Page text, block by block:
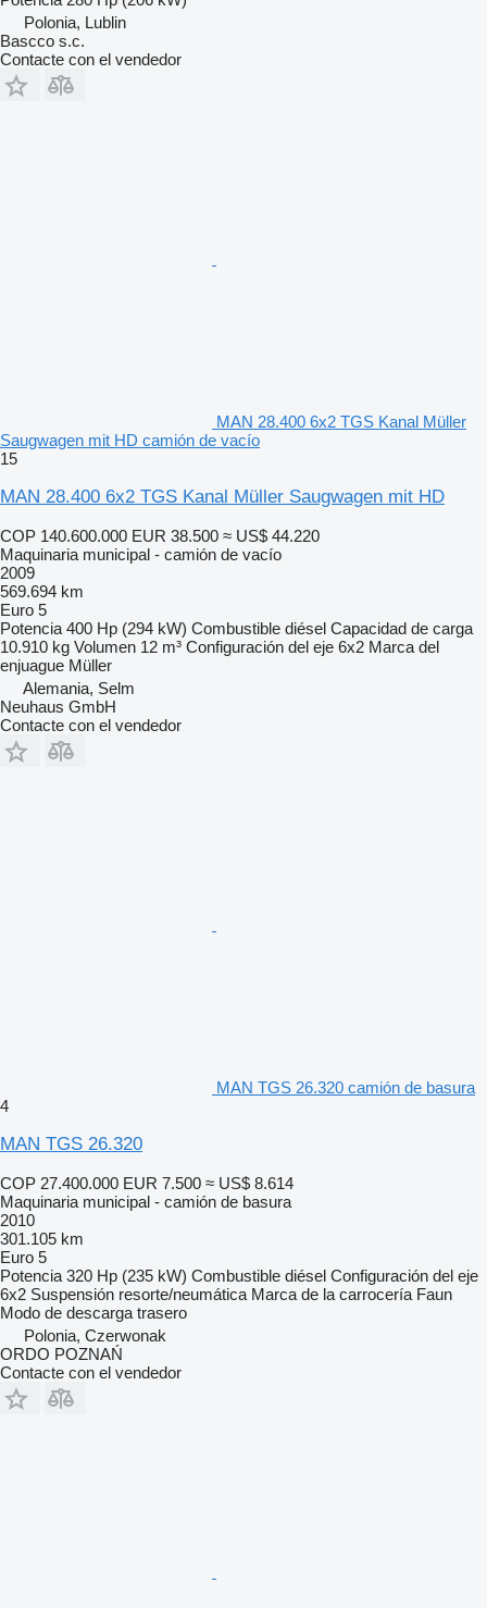
Polonia, Lublin
Bascco s.c.
Contacte con el vendedor
MAN 28.400 6x2 TGS Kanal Müller
Saugwagen mit HD camión de vacío
15
MAN 28.400 6x2 TGS Kanal Müller Saugwagen mit HD
COP 140.600.000 EUR 38.500 ≈ US$ 44.220
Maquinaria municipal - camión de vacío
2009
569.694 km
Euro 5
Potencia 400 Hp (294 kW) Combustible diésel Capacidad de carga
10.910 kg Volumen 12 m³ Configuración del eje 6x2 Marca del
enjuague Müller
Alemania, Selm
Neuhaus GmbH
Contacte con el vendedor
MAN TGS 26.320 camión de basura
4
MAN TGS 26.320
COP 27.400.000 EUR 7.500 ≈ US$ 8.614
Maquinaria municipal - camión de basura
2010
301.105 km
Euro 5
Potencia 320 Hp (235 kW) Combustible diésel Configuración del eje
6x2 Suspensión resorte/neumática Marca de la carrocería Faun
Modo de descarga trasero
Polonia, Czerwonak
ORDO POZNAŃ
Contacte con el vendedor